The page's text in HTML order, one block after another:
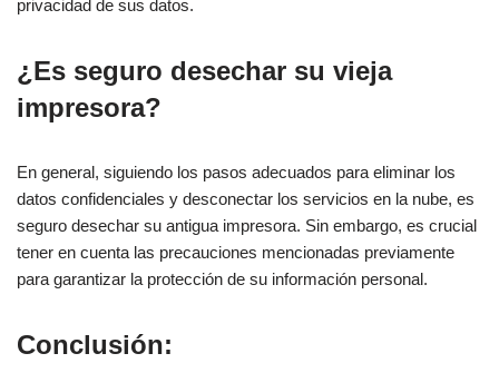
privacidad de sus datos.
¿Es seguro desechar su vieja
impresora?
En general, siguiendo los pasos adecuados para eliminar los
datos confidenciales y desconectar los servicios en la nube, es
seguro desechar su antigua impresora. Sin embargo, es crucial
tener en cuenta las precauciones mencionadas previamente
para garantizar la protección de su información personal.
Conclusión: